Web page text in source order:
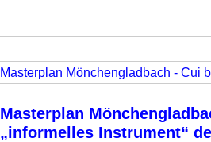
Masterplan Mönchengladbach - Cui
Masterplan
„informelles Instrument“